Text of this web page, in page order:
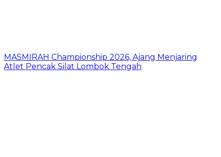
MASMIRAH Championship 2026, Ajang Menjaring
Atlet Pencak Silat Lombok Tengah